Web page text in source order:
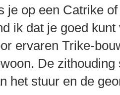
je op een Catrike
ik dat je goed
ervaren Trike-
De
het stuur en de